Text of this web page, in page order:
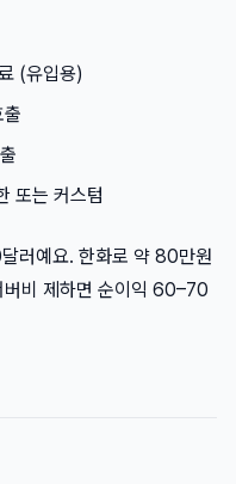
(유입용)
또는 커스텀
러예요. 한화로 약 80만원
버비 제하면 순이익 60–70